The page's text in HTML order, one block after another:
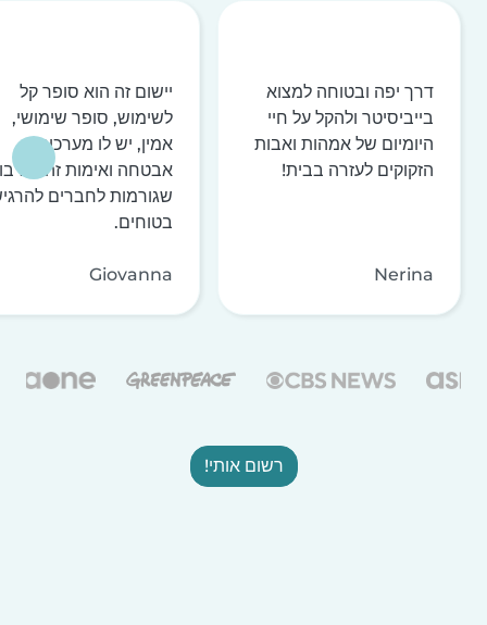
דרך יפה ובטוחה למצוא
בייביסיטר ולהקל על חיי
היומיום של אמהות ואבות
הזקוקים לעזרה בבית!
Nerina
יישום זה הוא סופר קל
לשימוש, סופר שימושי,
אמין, יש לו מערכות
אבטחה ואימות זהות
שגורמות לחברים
בטוחים.
Giovanna
רשום אותי!